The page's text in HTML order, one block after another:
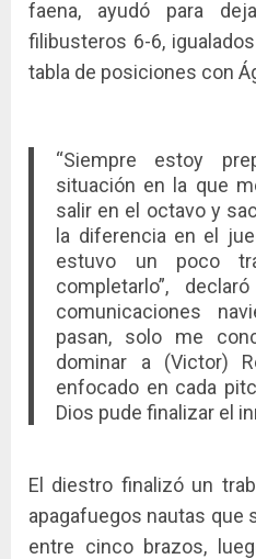
faena, ayudó para
filibusteros 6-6,
tabla de posiciones con
“Siempre estoy
situación en la que
salir en el octavo y
la diferencia en el
estuvo un poco
completarlo”,
comunicaciones
pasan, solo me
dominar a (Victor)
enfocado en cada
Dios pude finalizar el
El diestro finalizó un
apagafuegos nautas que
entre cinco brazos,